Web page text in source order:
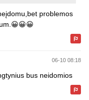
problemos
06-10 08:18
bus neidomios